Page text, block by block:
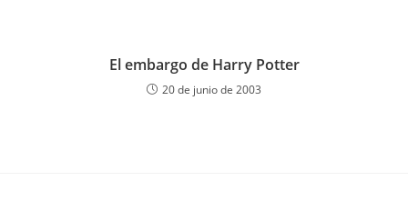
El embargo de Harry Potter
20 de junio de 2003